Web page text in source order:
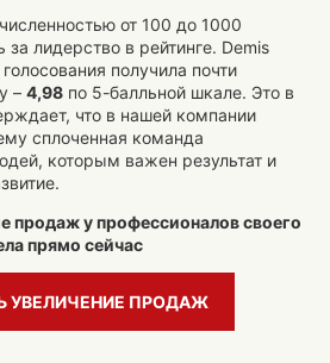
от 100 до 1000
за лидерство в рейтинге. Demis
получила почти
– 4,98 по 5-балльной шкале. Это в
что в нашей компании
сплоченная команда
которым важен результат и
продаж у профессионалов своего
прямо сейчас
УВЕЛИЧЕНИЕ ПРОДАЖ